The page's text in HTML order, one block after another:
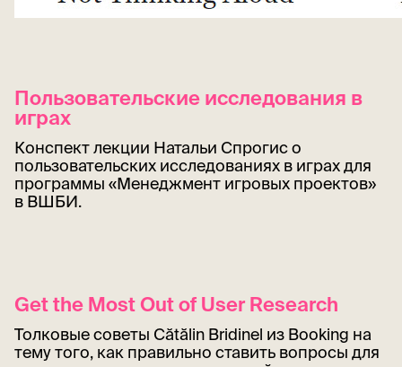
Пользовательские исследования в
играх
Конспект лекции Натальи Спрогис о
пользовательских исследованиях в играх для
программы «Менеджмент игровых проектов»
в ВШБИ.
Get the Most Out of User Research
Толковые советы Cătălin Bridinel из Booking на
тему того, как правильно ставить вопросы для